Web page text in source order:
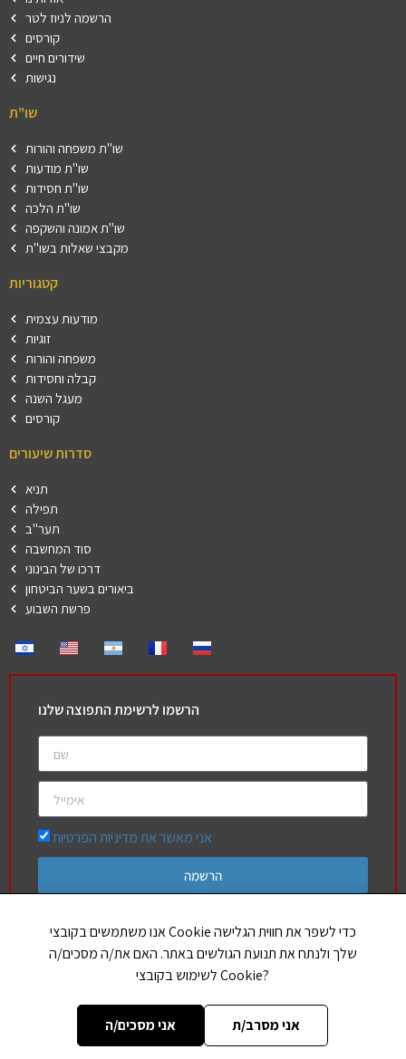
הרשמה לניוז לטר
קורסים
שידורים חיים
נגישות
שו"ת
שו"ת משפחה והורות
שו"ת מודעות
שו"ת חסידות
שו"ת הלכה
שו"ת אמונה והשקפה
מקבצי שאלות בשו"ת
קטגוריות
מודעות עצמית
זוגיות
משפחה והורות
קבלה וחסידות
מעגל השנה
קורסים
סדרות שיעורים
תניא
תפילה
תער"ב
סוד המחשבה
דרכו של הבינוני
ביאורים בשער הביטחון
פרשת השבוע
הרשמו לרשימת התפוצה שלנו
אני מאשר את מדיניות הפרטיות
הרשמה
חברים שלנו
אותיות בספר תורה
אנו משתמשים בקובצי Cookie כדי לשפר את חווית הגלישה
שלך ולנתח את תנועת הגולשים באתר. האם את/ה מסכים/ה
לשימוש בקובצי Cookie?
אני מסכים/ה אני מסרב/ת